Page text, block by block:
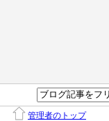
管理者のトップ